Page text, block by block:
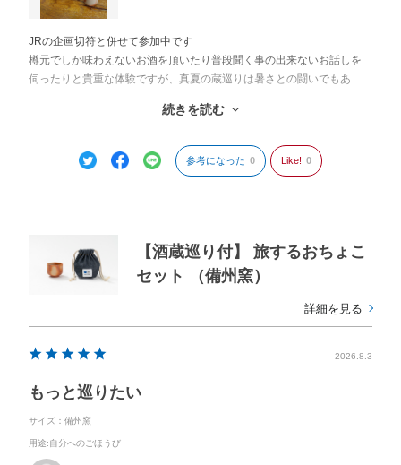
JRの企画切符と併せて参加中です
樽元でしか味わえないお酒を頂いたり普段聞く事の出来ないお話しを
伺ったりと貴重な体験ですが、真夏の蔵巡りは暑さとの闘いでもあ
しかし真夏の太陽の下、汗だくでたどり着いた蔵元で頂くお酒の味と
続きを読む
参考になった 0 Like! 0
【酒蔵巡り付】 旅するおちょこ
セット （備州窯）
詳細を見る
2026.8.3
もっと巡りたい
サイズ：備州窯
用途:自分へのごほうび